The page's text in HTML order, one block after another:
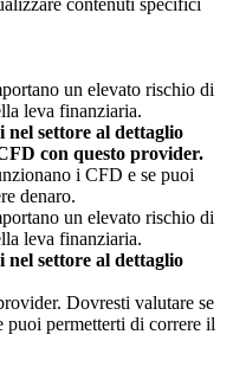
un elevato rischio di
leva finanziaria.
settore al dettaglio
con questo provider.
i CFD e se puoi
denaro.
un elevato rischio di
leva finanziaria.
settore al dettaglio
Dovresti valutare se
puoi permetterti di correre il